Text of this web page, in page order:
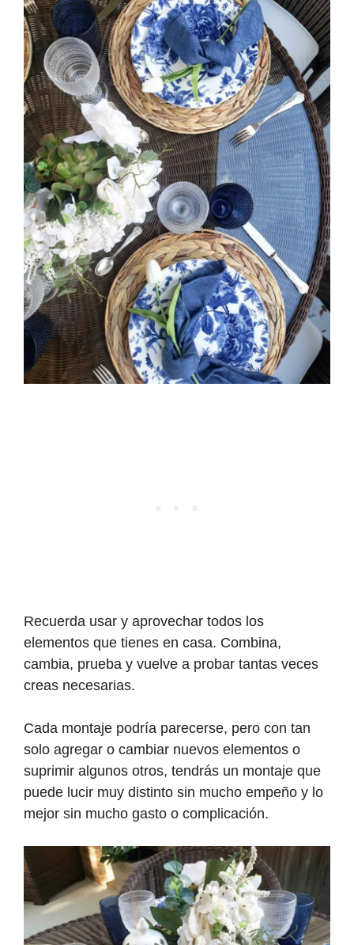
Recuerda usar y aprovechar todos los
elementos que tienes en casa. Combina,
cambia, prueba y vuelve a probar tantas veces
creas necesarias.
Cada montaje podría parecerse, pero con tan
solo agregar o cambiar nuevos elementos o
suprimir algunos otros, tendrás un montaje que
puede lucir muy distinto sin mucho empeño y lo
mejor sin mucho gasto o complicación.